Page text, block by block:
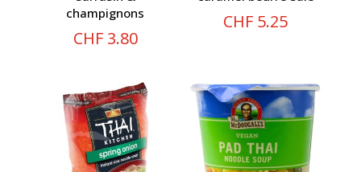
champignons
CHF3.80
CHF 5.25